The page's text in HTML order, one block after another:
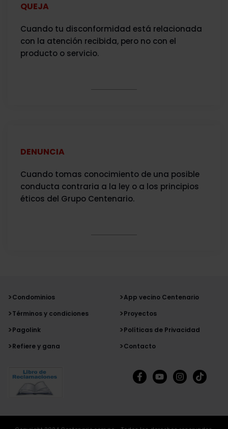
QUEJA
Cuando tu disconformidad está relacionada
con la atención recibida, pero no con el
producto o servicio.
DENUNCIA
Cuando tomas conocimiento de una posible
conducta contraria a la ley o a los principios
éticos del Grupo Centenario.
Condominios
App vecino Centenario
Términos y condiciones
Proyectos
Pagolink
Políticas de Privacidad
Refiere y gana
Contacto